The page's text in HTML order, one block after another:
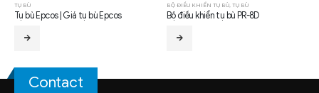
TỤ BÙ
Tụ bù Epcos | Giá tụ bù Epcos
BỘ ĐIỀU KHIỂN TỤ BÙ, TỤ BÙ
Bộ điều khiển tụ bù PR-8D
Contact